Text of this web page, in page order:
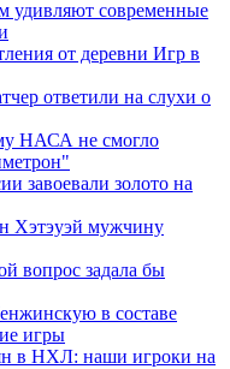
удивляют современные
от деревни Игр в
ответили на слухи о
НАСА не смогло
завоевали золото на
Хэтэуэй мужчину
вопрос задала бы
в составе
игры
в НХЛ: наши игроки на